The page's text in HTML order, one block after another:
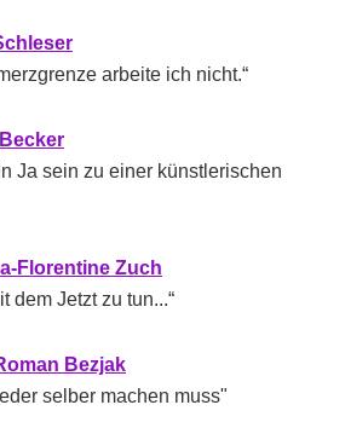
arbeite ich nicht.“
Ja sein zu einer künstlerischen
Florentine Zuch
dem Jetzt zu tun...“
Bezjak
selber machen muss"